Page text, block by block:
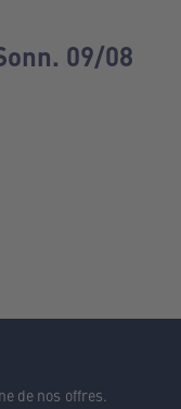
09/08
de nos offres.